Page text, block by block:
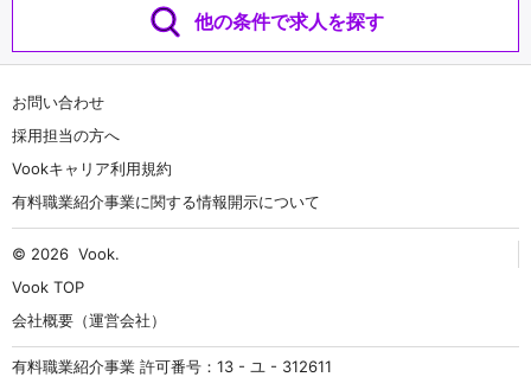
他の条件で求人を探す
お問い合わせ
採用担当の方へ
Vookキャリア利用規約
有料職業紹介事業に関する情報開示について
© 2026 Vook.
Vook TOP
会社概要（運営会社）
有料職業紹介事業 許可番号：13 - ユ - 312611